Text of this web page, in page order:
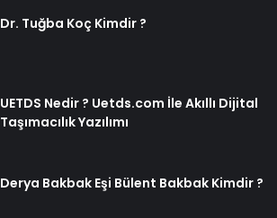
Dr. Tuğba Koç Kimdir ?
UETDS Nedir ? Uetds.com İle Akıllı Dijital
Taşımacılık Yazılımı
Derya Bakbak Eşi Bülent Bakbak Kimdir ?